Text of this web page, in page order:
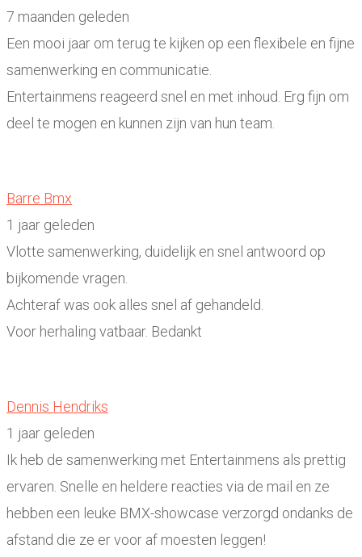
7 maanden geleden
Een mooi jaar om terug te kijken op een flexibele en fijne
samenwerking en communicatie.
Entertainmens reageerd snel en met inhoud. Erg fijn om
deel te mogen en kunnen zijn van hun team.
Barre Bmx
1 jaar geleden
Vlotte samenwerking, duidelijk en snel antwoord op
bijkomende vragen.
Achteraf was ook alles snel af gehandeld.
Voor herhaling vatbaar. Bedankt
Dennis Hendriks
1 jaar geleden
Ik heb de samenwerking met Entertainmens als prettig
ervaren. Snelle en heldere reacties via de mail en ze
hebben een leuke BMX-showcase verzorgd ondanks de
afstand die ze er voor af moesten leggen!